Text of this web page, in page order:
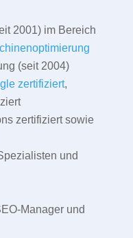
2001) im Bereich
(seit 2004)
zertifiziert,
zertifiziert sowie
und
Manager und